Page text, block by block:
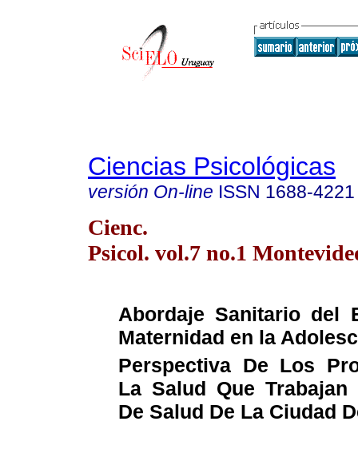
Ciencias Psicológicas
versión On-line ISSN 1688-4221
Cienc.
Psicol. vol.7 no.1
Abordaje Sanitario del
Maternidad en la
Perspectiva De Los
La Salud Que
De Salud De La Ciudad